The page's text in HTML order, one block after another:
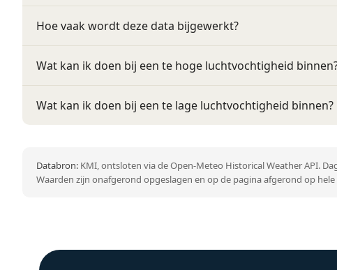
Hoe vaak wordt deze data bijgewerkt?
Wat kan ik doen bij een te hoge luchtvochtigheid
Wat kan ik doen bij een te lage luchtvochtigheid binnen?
Databron: KMI, ontsloten via de Open-Meteo Historical Weather API.
Waarden zijn onafgerond opgeslagen en op de pagina afgerond op